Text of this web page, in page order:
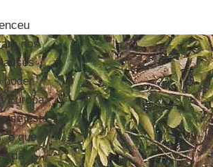
nos
poder,
Europa,
se este
e que